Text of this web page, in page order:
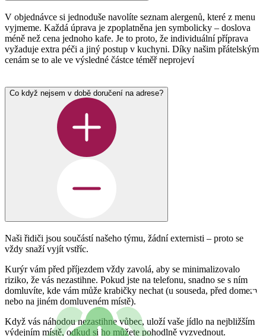
V objednávce si jednoduše navolíte seznam alergenů, které z menu
vyjmeme. Každá úprava je zpoplatněna jen symbolicky – doslova
méně než cena jednoho kafe. Je to proto, že individuální příprava
vyžaduje extra péči a jiný postup v kuchyni. Díky našim přátelským
cenám se to ale ve výsledné částce téměř neprojeví
Co když nejsem v době doručení na adrese?
Naši řidiči jsou součástí našeho týmu, žádní externisti – proto se
vždy snaží vyjít vstříc.
Kurýr vám před příjezdem vždy zavolá, aby se minimalizovalo
riziko, že vás nezastihne. Pokud jste na telefonu, snadno se s ním
domluvíte, kde vám může krabičky nechat (u souseda, před domem
nebo na jiném domluveném místě).
Když vás náhodou nezastihne vůbec, uloží vaše jídlo na nejbližším
výdejním místě, odkud si ho můžete pohodlně vyzvednout.